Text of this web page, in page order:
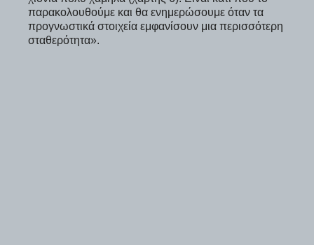
παρακολουθούμε και θα ενημερώσουμε όταν τα
προγνωστικά στοιχεία εμφανίσουν μια περισσότερη
σταθερότητα».